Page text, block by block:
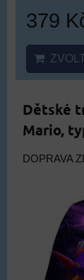
379
Dětské
Mario,
DOPRAVA